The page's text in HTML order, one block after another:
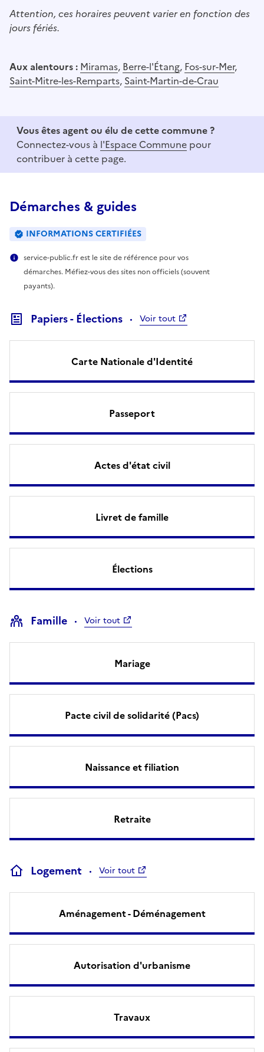
Attention, ces horaires peuvent varier en fonction des
jours fériés.
Aux alentours : Miramas, Berre-l'Étang, Fos-sur-Mer,
Saint-Mitre-les-Remparts, Saint-Martin-de-Crau
Vous êtes agent ou élu de cette commune ?
Connectez-vous à l'Espace Commune pour
contribuer à cette page.
Démarches & guides
INFORMATIONS CERTIFIÉES
service-public.fr est le site de référence pour vos
démarches. Méfiez-vous des sites non officiels (souvent
payants).
Papiers - Élections Voir tout
Carte Nationale d'Identité
Passeport
Actes d'état civil
Livret de famille
Élections
Famille Voir tout
Mariage
Pacte civil de solidarité (Pacs)
Naissance et filiation
Retraite
Logement Voir tout
Aménagement - Déménagement
Autorisation d'urbanisme
Travaux